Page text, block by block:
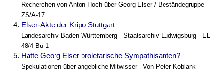
Recherchen von Anton Hoch über Georg Elser / Beständegruppe
ZS/A-17
4. Elser-Akte der Kripo Stuttgart
Landesarchiv Baden-Württemberg - Staatsarchiv Ludwigsburg - EL
48/4 Bü 1
5. Hatte Georg Elser proletarische Sympathisanten?
Spekulationen über angebliche Mitwisser - Von Peter Koblank